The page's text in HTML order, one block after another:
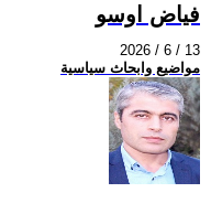
فياض اوسو
2026 / 6 / 13
مواضيع وابحاث سياسية